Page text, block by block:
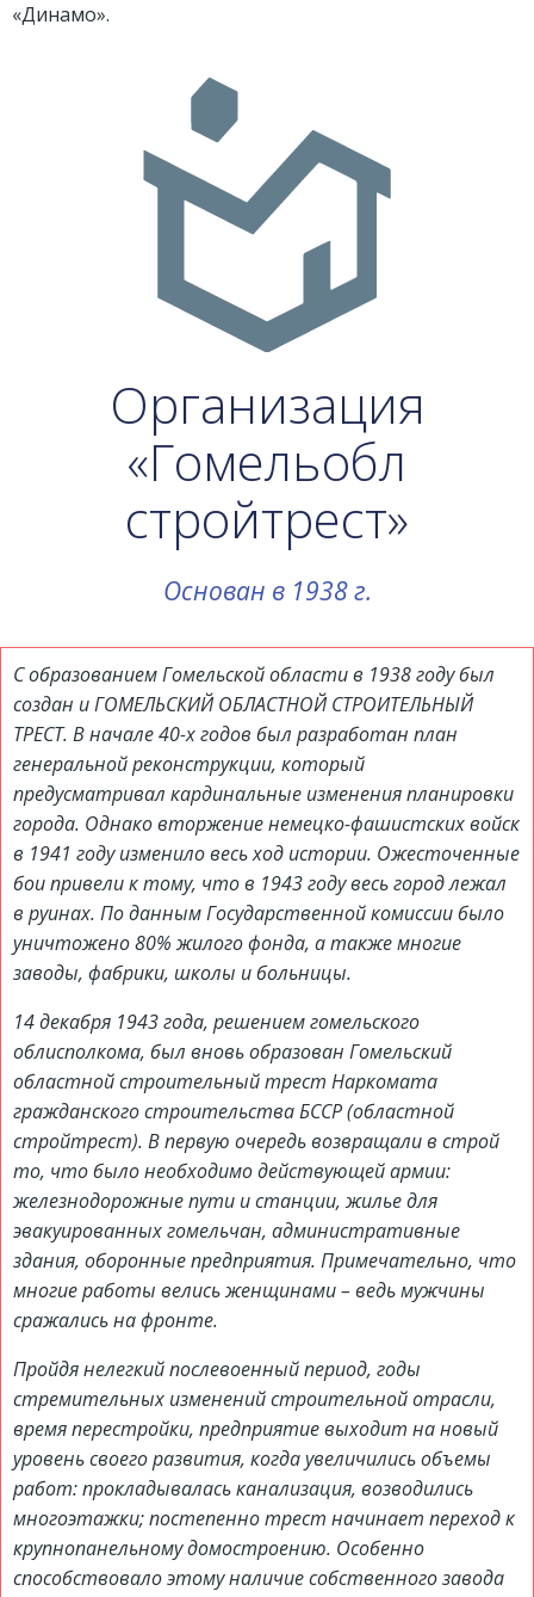
«Динамо».
Организация
«Гомельобл
стройтрест»
Основан в 1938 г.
С образованием Гомельской области в 1938 году был
создан и ГОМЕЛЬСКИЙ ОБЛАСТНОЙ СТРОИТЕЛЬНЫЙ
ТРЕСТ. В начале 40-х годов был разработан план
генеральной реконструкции, который
предусматривал кардинальные изменения планировки
города. Однако вторжение немецко-фашистских войск
в 1941 году изменило весь ход истории. Ожесточенные
бои привели к тому, что в 1943 году весь город лежал
в руинах. По данным Государственной комиссии было
уничтожено 80% жилого фонда, а также многие
заводы, фабрики, школы и больницы.
14 декабря 1943 года, решением гомельского
облисполкома, был вновь образован Гомельский
областной строительный трест Наркомата
гражданского строительства БССР (областной
стройтрест). В первую очередь возвращали в строй
то, что было необходимо действующей армии:
железнодорожные пути и станции, жилье для
эвакуированных гомельчан, административные
здания, оборонные предприятия. Примечательно, что
многие работы велись женщинами – ведь мужчины
сражались на фронте.
Пройдя нелегкий послевоенный период, годы
стремительных изменений строительной отрасли,
время перестройки, предприятие выходит на новый
уровень своего развития, когда увеличились объемы
работ: прокладывалась канализация, возводились
многоэтажки; постепенно трест начинает переход к
крупнопанельному домостроению. Особенно
способствовало этому наличие собственного завода